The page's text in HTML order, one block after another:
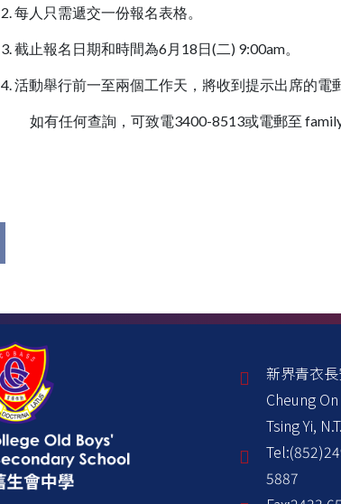
2. 每人只需遞交一份報名表格。
3. 截止報名日期和時間為6月18日(二) 9:00am。
4. 活動舉行前一至兩個工作天，將收到提示出席的電
如有任何查詢，可致電3400-8513或電郵至
新界青衣
Cheung
Tsing Yi, N.T.
Tel:
5887